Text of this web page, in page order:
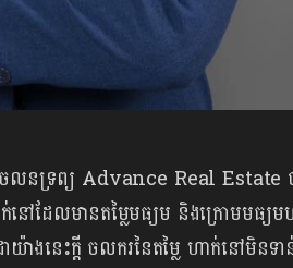
លនទ្រព្យ Advance Real Estate
ៅដែលមានតម្លៃមធ្យម និងក្រោមមធ្យម
ងនេះក្តី ចលករនៃតម្លៃ ហាក់នៅមិនទា